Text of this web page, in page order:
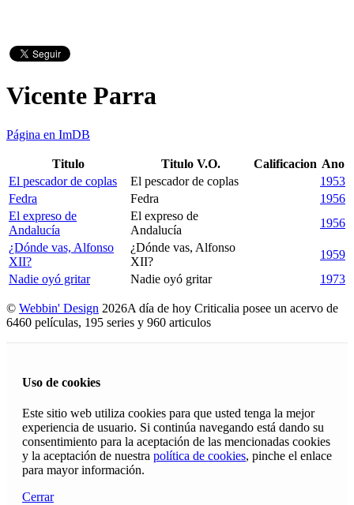
Vicente Parra
Página en ImDB
Titulo Titulo V.O. Calificacion Ano
El pescador de coplas
El pescador de coplas
1953
Fedra
Fedra
1956
El expreso de
Andalucía
El expreso de
Andalucía
1956
¿Dónde vas, Alfonso
XII?
¿Dónde vas, Alfonso
XII?
1959
Nadie oyó gritar
Nadie oyó gritar 1973
© Webbin' Design 2026A día de hoy Criticalia posee un acervo de
6460 películas, 195 series y 960 articulos
Uso de cookies
Este sitio web utiliza cookies para que usted tenga la mejor
experiencia de usuario. Si continúa navegando está dando su
consentimiento para la aceptación de las mencionadas cookies
y la aceptación de nuestra política de cookies, pinche el enlace
para mayor información.
Cerrar